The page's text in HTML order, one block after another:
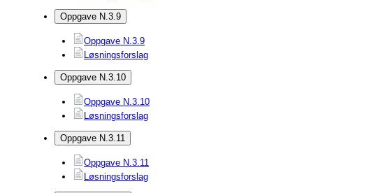
Oppgave N.3.9
Oppgave N.3.9
Løsningsforslag
Oppgave N.3.10
Oppgave N.3.10
Løsningsforslag
Oppgave N.3.11
Oppgave N.3.11
Løsningsforslag